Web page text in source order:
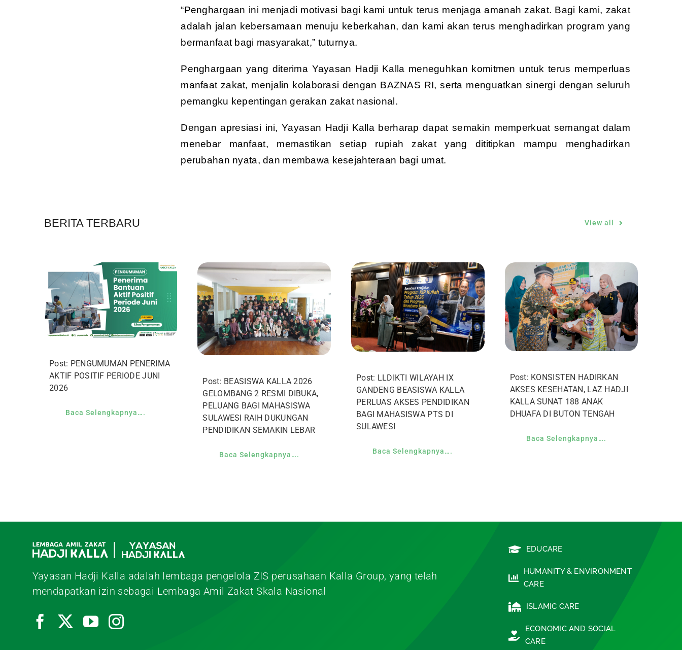
“Penghargaan ini menjadi motivasi bagi kami untuk terus menjaga amanah zakat. Bagi kami, zakat
adalah jalan kebersamaan menuju keberkahan, dan kami akan terus menghadirkan program yang
bermanfaat bagi masyarakat,” tuturnya.
Penghargaan yang diterima Yayasan Hadji Kalla meneguhkan komitmen untuk terus memperluas
manfaat zakat, menjalin kolaborasi dengan BAZNAS RI, serta menguatkan sinergi dengan seluruh
pemangku kepentingan gerakan zakat nasional.
Dengan apresiasi ini, Yayasan Hadji Kalla berharap dapat semakin memperkuat semangat dalam
menebar manfaat, memastikan setiap rupiah zakat yang dititipkan mampu menghadirkan
perubahan nyata, dan membawa kesejahteraan bagi umat.
BERITA TERBARU View all
Post: PENGUMUMAN PENERIMA
AKTIF POSITIF PERIODE JUNI
2026
Baca Selengkapnya….
Post: BEASISWA KALLA 2026
GELOMBANG 2 RESMI DIBUKA,
PELUANG BAGI MAHASISWA
SULAWESI RAIH DUKUNGAN
PENDIDIKAN SEMAKIN LEBAR
Baca Selengkapnya….
Post: LLDIKTI WILAYAH IX
GANDENG BEASISWA KALLA
PERLUAS AKSES PENDIDIKAN
BAGI MAHASISWA PTS DI
SULAWESI
Baca Selengkapnya….
Post: KONSISTEN HADIRKAN
AKSES KESEHATAN, LAZ HADJI
KALLA SUNAT 188 ANAK
DHUAFA DI BUTON TENGAH
Baca Selengkapnya….
Yayasan Hadji Kalla adalah lembaga pengelola ZIS perusahaan Kalla Group, yang telah
mendapatkan izin sebagai Lembaga Amil Zakat Skala Nasional
EDUCARE
HUMANITY & ENVIRONMENT
CARE
ISLAMIC CARE
ECONOMIC AND SOCIAL
CARE